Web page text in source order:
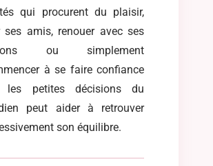
qui procurent du plaisir,
ses amis, renouer avec ses
ou simplement
à se faire confiance
les petites décisions du
peut aider à retrouver
son équilibre.